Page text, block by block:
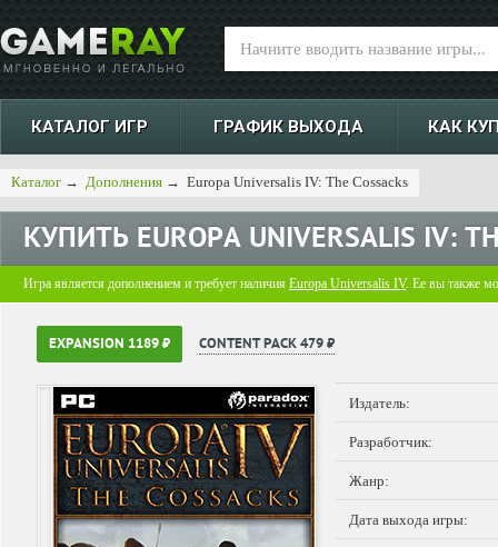
КАТАЛОГ ИГР ГРАФИК ВЫХОДА КАК
Каталог → Дополнения → Europa Universalis IV: The Cossacks
КУПИТЬ EUROPA UNIVERSALIS IV:
Игра является дополнением и требует наличия Europa Universalis IV. Ее вы также
EXPANSION 1189 ₽ CONTENT PACK 479 ₽
Издатель:
Разработчик:
Жанр:
Дата выхода игры: